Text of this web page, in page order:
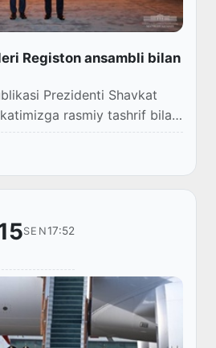
Registon ansambli bilan
Prezidenti Shavkat
rasmiy tashrif bilan
Kansleri Olaf Sholsni
kutib oldi.
SEN17:52